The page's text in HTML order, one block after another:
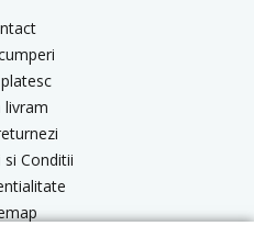
livram
si Conditii